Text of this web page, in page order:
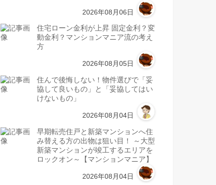
2026年08月06日
住宅ローン金利が上昇 固定金利？変
動金利？マンションマニア流の考え
方
2026年08月05日
住んで後悔しない！物件選びで「妥
協して良いもの」と「妥協してはい
けないもの」
2026年08月04日
早期転売住戸と新築マンションへ住
み替える方の出物は狙い目！ ～大型
新築マンションが竣工するエリアを
ロックオン～【マンションマニア】
2026年08月04日